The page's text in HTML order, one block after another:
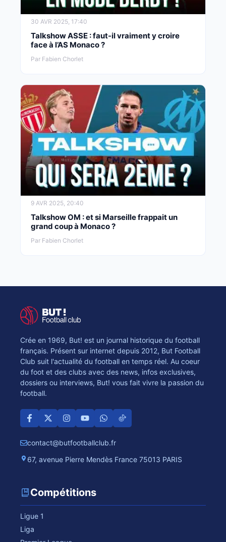
30 AVR 2025, 17:40
Talkshow ASSE : faut-il vraiment y croire
face à l’AS Monaco ?
Par Fabien Chorlet
9 AVR 2025, 20:40
Talkshow OM : et si Marseille frappait un
grand coup à Monaco ?
Par Fabien Chorlet
Crée en 1969, But! est un journal historique du football
français. Présent sur internet depuis 2012, But Football
Club suit l'actualité du football en temps réel. Au coeur
du foot et des clubs avec des news, infos exclusives,
dossiers ou interviews, But! vous fait vivre la passion du
football.
contact@butfootballclub.fr
67, avenue Pierre Mendès France 75013 PARIS
Compétitions
Ligue 1
Liga